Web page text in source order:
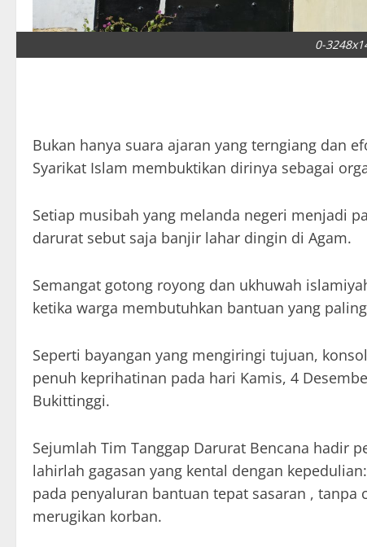
0-
Bukan hanya suara ajaran yang terngiang dan
Syarikat Islam membuktikan dirinya sebagai
Setiap musibah yang melanda negeri menjadi
darurat sebut saja banjir lahar dingin di Agam.
Semangat gotong royong dan ukhuwah
ketika warga membutuhkan bantuan yang
Seperti bayangan yang mengiringi tujuan,
penuh keprihatinan pada hari Kamis, 4
Bukittinggi.
Sejumlah Tim Tanggap Darurat Bencana hadir
lahirlah gagasan yang kental dengan
pada penyaluran bantuan tepat sasaran ,
merugikan korban.